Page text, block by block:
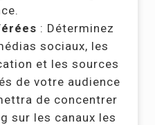
: Déterminez
sociaux, les
et les sources
de votre audience
de concentrer
sur les canaux les